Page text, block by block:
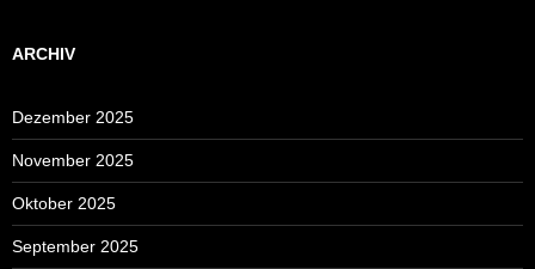
ARCHIV
Dezember 2025
November 2025
Oktober 2025
September 2025